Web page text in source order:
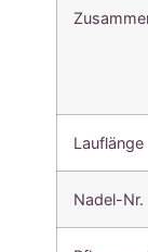
Lauflänge
Nadel-Nr.